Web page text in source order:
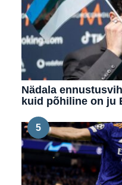
Nädala
kuid põhiline on ju
5